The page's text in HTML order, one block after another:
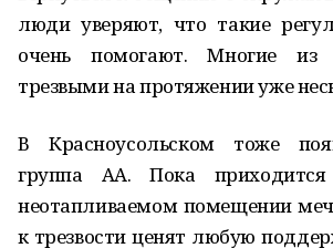
люди уверяют, что такие
очень помогают. Многие из
трезвыми на протяжении уже
В Красноусольском тоже
группа АА. Пока приходится
неотапливаемом помещении
к трезвости ценят любую